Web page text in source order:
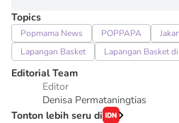
Topics
Popmama News POPPAPA
Lapangan Basket
Lapangan Basket
Editorial Team
Editor
Denisa Permataningtias
Tonton lebih seru di